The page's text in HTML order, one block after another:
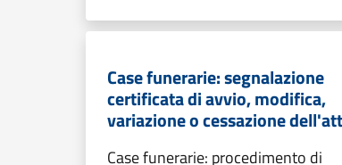
Case funerarie: segnalazione
certificata di avvio, modifica,
variazione o cessazione
Case funerarie: procedimento di